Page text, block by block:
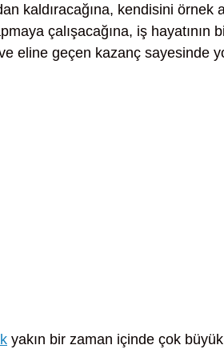
kaldıracağına, kendisini örnek
çalışacağına, iş hayatının
eline geçen kazanç sayesinde
yakın bir zaman içinde çok